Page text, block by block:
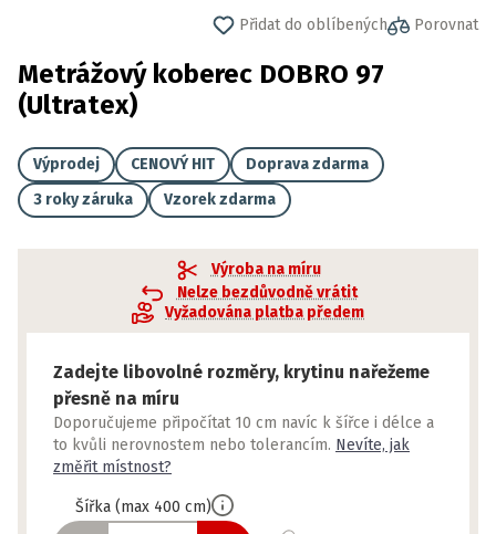
Přidat do oblíbených Porovnat
Metrážový koberec DOBRO 97
(Ultratex)
Výprodej CENOVÝ HIT
Doprava zdarma
3 roky záruka
Vzorek zdarma
Výroba na míru
Nelze bezdůvodně vrátit
Vyžadována platba předem
Zadejte libovolné rozměry, krytinu nařežeme
přesně na míru
Doporučujeme připočítat 10 cm navíc k šířce i délce a
to kvůli nerovnostem nebo tolerancím. Nevíte, jak
změřit místnost?
Šířka (max 400 cm)